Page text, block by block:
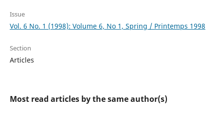
Issue
Vol. 6 No. 1 (1998): Volume 6, No 1, Spring / Printemps 1998
Section
Articles
Most read articles by the same author(s)